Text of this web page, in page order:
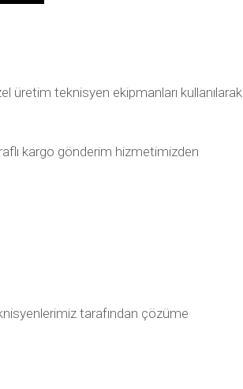
üretim teknisyen ekipmanları kullanılarak
kargo gönderim hizmetimizden
tarafından çözüme